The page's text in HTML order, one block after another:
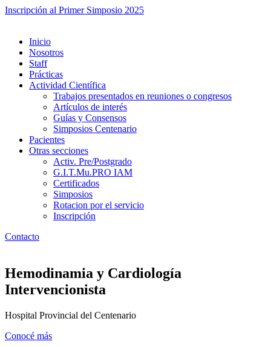
Inscripción al Primer Simposio 2025
Inicio
Nosotros
Staff
Prácticas
Actividad Científica
Trabajos presentados en reuniones o congresos
Artículos de interés
Guías y Consensos
Simposios Centenario
Pacientes
Otras secciones
Activ. Pre/Postgrado
G.I.T.Mu.PRO IAM
Certificados
Simposios
Rotacion por el servicio
Inscripción
Contacto
Hemodinamia y Cardiología
Intervencionista
Hospital Provincial del Centenario
Conocé más